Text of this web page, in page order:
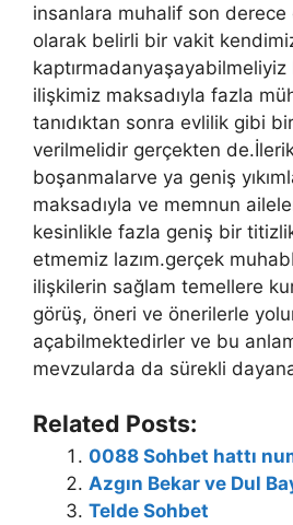
insanlara muhalif son
olarak belirli bir vakit
ilişkimiz maksadıyla fazla
tanıdıktan sonra evlilik gibi
verilmelidir gerçekten
boşanmalarve ya geniş
maksadıyla ve memnun
kesinlikle fazla geniş bir
etmemiz lazım.gerçek
ilişkilerin sağlam temellere
görüş, öneri ve önerilerle
açabilmektedirler ve bu
mevzularda da sürekli
Related Posts:
0088 Sohbet hattı
Azgın Bekar ve Dul
Telde Sohbet